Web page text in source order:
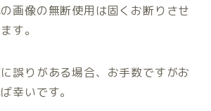
画像の無断使用は固くお断りさせ
す。
誤りがある場合、お手数ですがお
幸いです。